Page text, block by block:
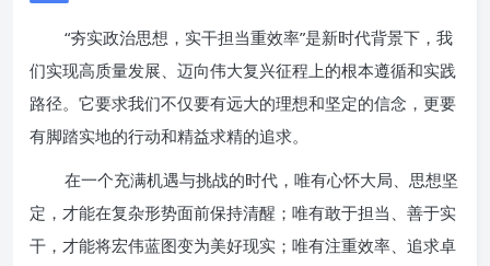
“夯实政治思想，实干担当重效率”是新时代背景下，我
们实现高质量发展、迈向伟大复兴征程上的根本遵循和实践
路径。它要求我们不仅要有远大的理想和坚定的信念，更要
有脚踏实地的行动和精益求精的追求。
在一个充满机遇与挑战的时代，唯有心怀大局、思想坚
定，才能在复杂形势面前保持清醒；唯有敢于担当、善于实
干，才能将宏伟蓝图变为美好现实；唯有注重效率、追求卓